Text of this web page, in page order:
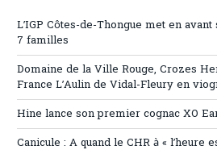
L’IGP Côtes-de-Thongue met en
7 familles
Domaine de la Ville Rouge, Crozes
France L’Aulin de Vidal-Fleury en
Hine lance son premier cognac XO
Canicule : A quand le CHR à « l’heure